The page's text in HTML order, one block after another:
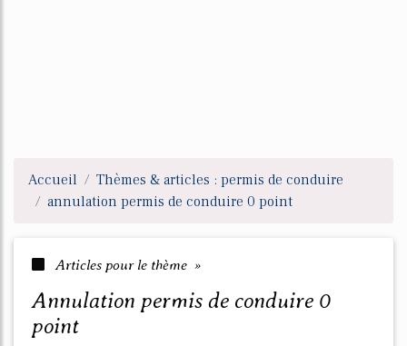
Accueil
Thèmes & articles : permis de conduire
annulation permis de conduire 0 point
Articles pour le thème »
annulation permis de conduire 0
point